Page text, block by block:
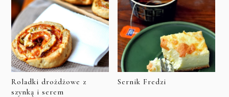
Roladki drożdżowe z
szynką i serem
Sernik Fredzi